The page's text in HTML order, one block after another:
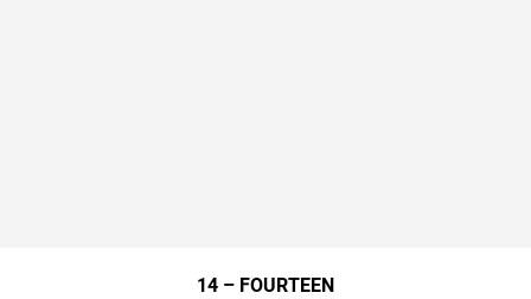
14 – FOURTEEN